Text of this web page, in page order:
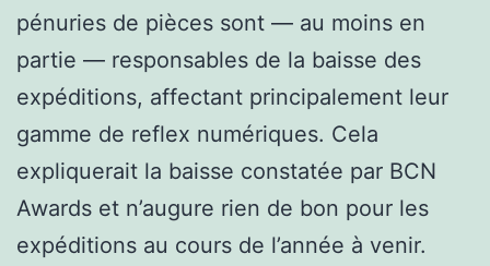
pénuries de pièces sont — au moins en
partie — responsables de la baisse des
expéditions, affectant principalement leur
gamme de reflex numériques. Cela
expliquerait la baisse constatée par BCN
Awards et n’augure rien de bon pour les
expéditions au cours de l’année à venir.